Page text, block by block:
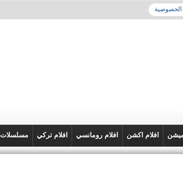
افلام اكشن افلام رومانسي افلام تركي مسلسلات